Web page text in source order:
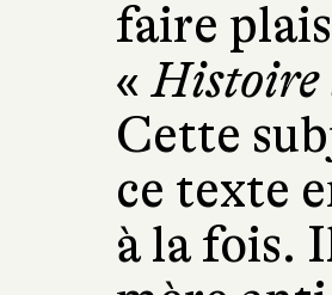
faire
«Histoire
Cette
ce texte
à la fois.